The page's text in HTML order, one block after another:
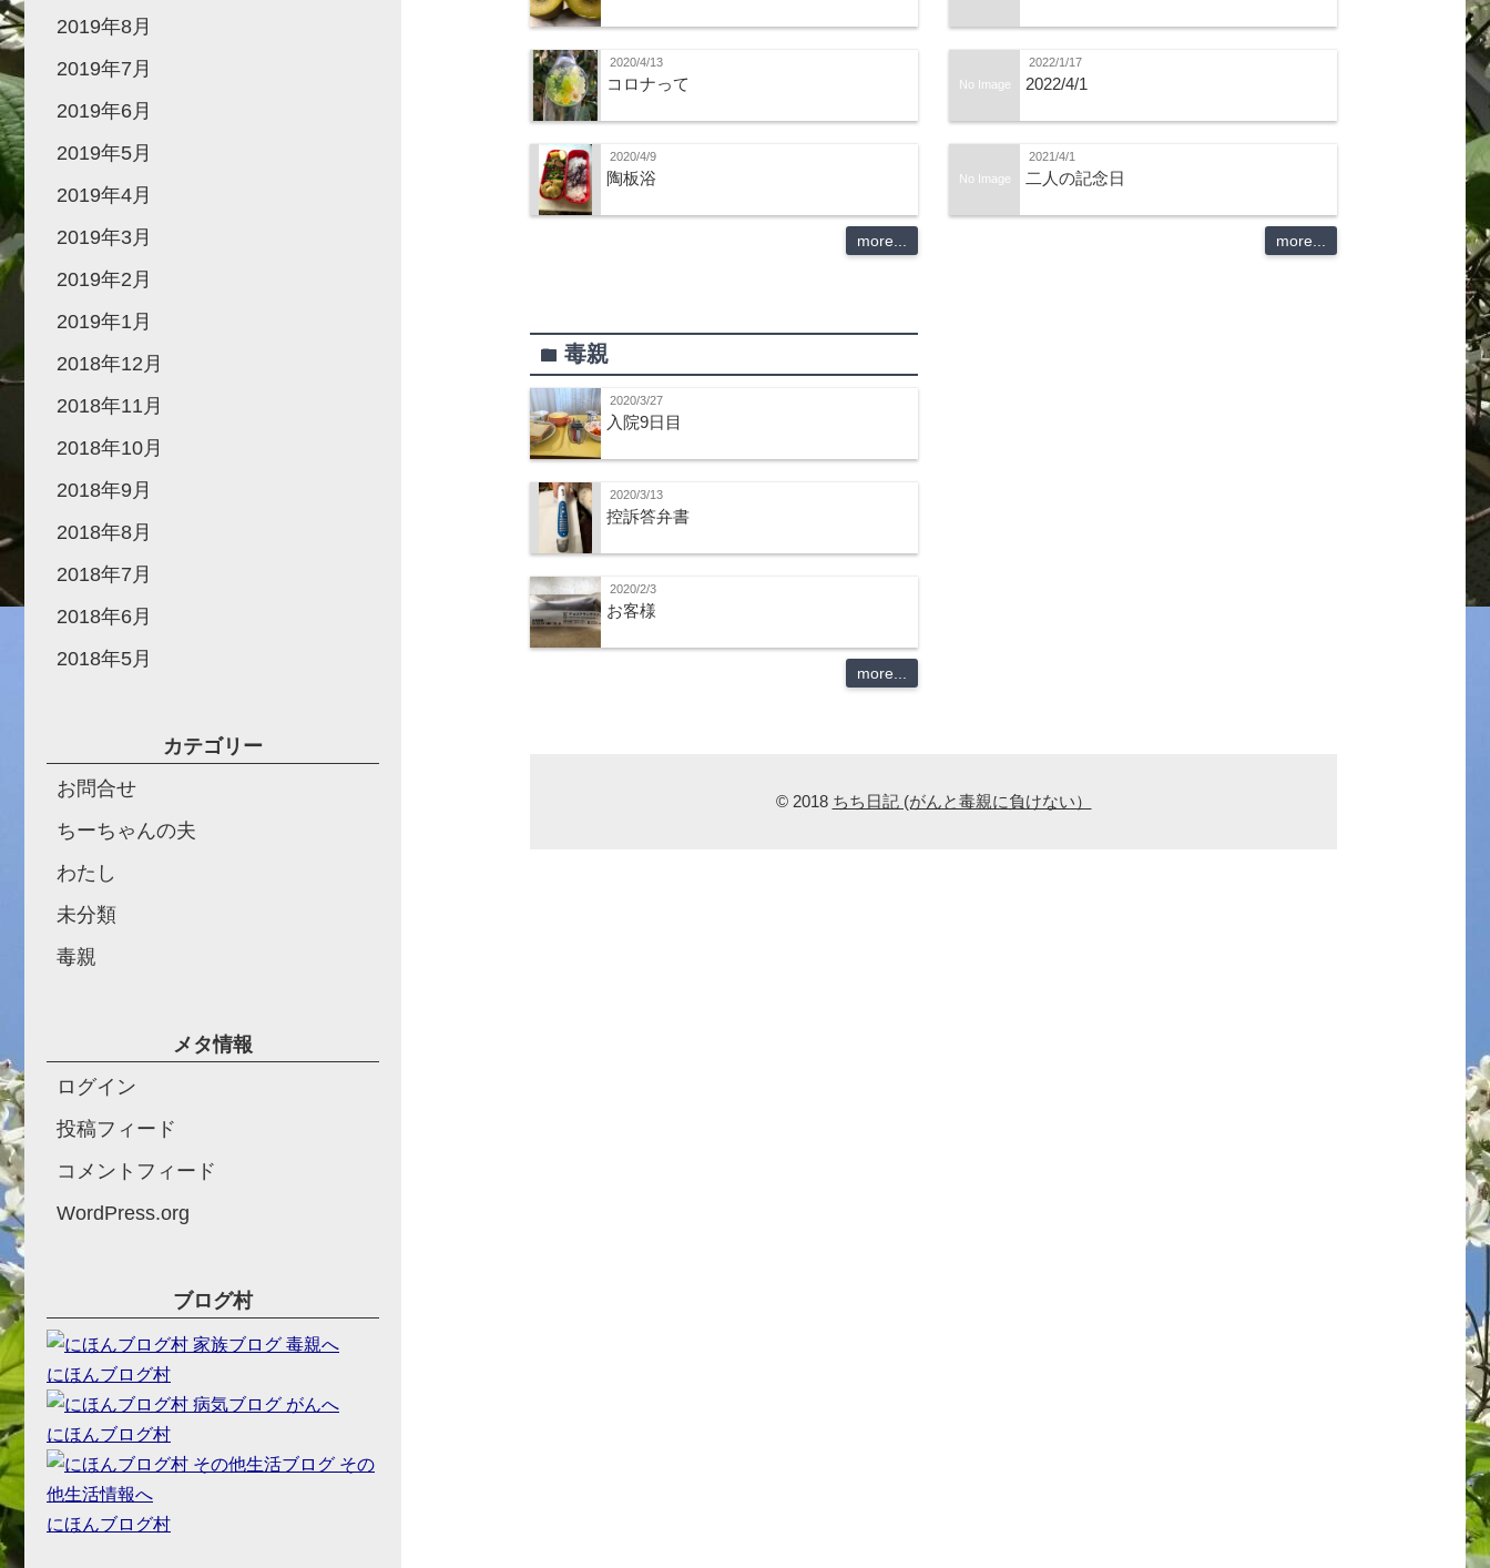
2020/4/13
コロナって
2020/4/9
陶板浴
more...
No Image
2022/1/17
2022/4/1
No Image
2021/4/1
二人の記念日
more...
folder 毒親
2020/3/27
入院9日目
2020/3/13
控訴答弁書
2020/2/3
お客様
more...
© 2018 ちち日記 (がんと毒親に負けない）
2019年8月
2019年7月
2019年6月
2019年5月
2019年4月
2019年3月
2019年2月
2019年1月
2018年12月
2018年11月
2018年10月
2018年9月
2018年8月
2018年7月
2018年6月
2018年5月
カテゴリー
お問合せ
ちーちゃんの夫
わたし
未分類
毒親
メタ情報
ログイン
投稿フィード
コメントフィード
WordPress.org
ブログ村
にほんブログ村
にほんブログ村
にほんブログ村